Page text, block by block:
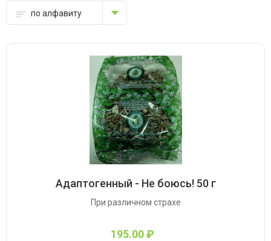
по алфавиту
Адаптогенный - Не боюсь! 50 г
При различном страхе
195.00 ₽